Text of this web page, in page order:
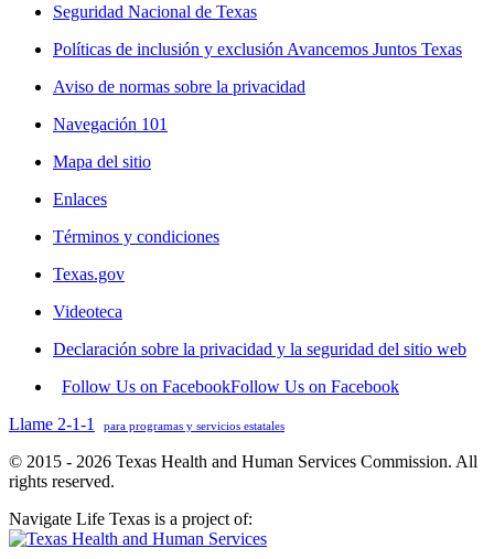
Seguridad Nacional de Texas
Políticas de inclusión y exclusión Avancemos Juntos Texas
Aviso de normas sobre la privacidad
Navegación 101
Mapa del sitio
Enlaces
Términos y condiciones
Texas.gov
Videoteca
Declaración sobre la privacidad y la seguridad del sitio web
Follow Us on FacebookFollow Us on Facebook
Llame 2-1-1
para programas y servicios estatales
© 2015 - 2026 Texas Health and Human Services Commission. All
rights reserved.
Navigate Life Texas is a project of: